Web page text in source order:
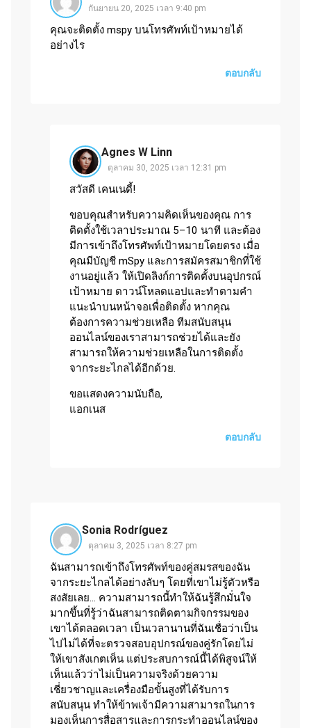
กันยายน 20, 2025 เวลา 9:40 pm
คุณจะติดตั้ง mspy บนโทรศัพท์เป้าหมายได้
อย่างไร
ตอบกลับ
Agnes W Linn
ตุลาคม 30, 2025 เวลา 12:31 pm
สวัสดี เคนเนดี้!
ขอบคุณสำหรับความคิดเห็นของคุณ การ
ติดตั้งใช้เวลาประมาณ 5–10 นาที และต้อง
มีการเข้าถึงโทรศัพท์เป้าหมายโดยตรง เมื่อ
คุณมีบัญชี mSpy และการสมัครสมาชิกที่ใช้
งานอยู่แล้ว ให้เปิดลิงก์การติดตั้งบนอุปกรณ์
เป้าหมาย ดาวน์โหลดแอปและทำตามคำ
แนะนำบนหน้าจอเพื่อติดตั้ง หากคุณ
ต้องการความช่วยเหลือ ทีมสนับสนุน
ออนไลน์ของเราสามารถช่วยได้และยัง
สามารถให้ความช่วยเหลือในการติดตั้ง
จากระยะไกลได้อีกด้วย.
ขอแสดงความนับถือ,
แอกเนส
ตอบกลับ
Sonia Rodríguez
ตุลาคม 3, 2025 เวลา 8:27 pm
ฉันสามารถเข้าถึงโทรศัพท์ของคู่สมรสของฉัน
จากระยะไกลได้อย่างลับๆ โดยที่เขาไม่รู้ตัวหรือ
สงสัยเลย... ความสามารถนี้ทำให้ฉันรู้สึกมั่นใจ
มากขึ้นที่รู้ว่าฉันสามารถติดตามกิจกรรมของ
เขาได้ตลอดเวลา เป็นเวลานานที่ฉันเชื่อว่าเป็น
ไปไม่ได้ที่จะตรวจสอบอุปกรณ์ของคู่รักโดยไม่
ให้เขาสังเกตเห็น แต่ประสบการณ์นี้ได้พิสูจน์ให้
เห็นแล้วว่าไม่เป็นความจริงด้วยความ
เชี่ยวชาญและเครื่องมือขั้นสูงที่ได้รับการ
สนับสนุน ทำให้ข้าพเจ้ามีความสามารถในการ
มองเห็นการสื่อสารและการกระทำออนไลน์ของ